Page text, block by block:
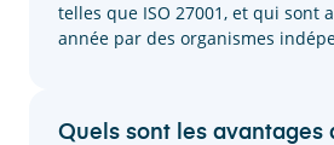
telles que ISO 27001, et qui sont
année par des organismes
Quels sont les avantages